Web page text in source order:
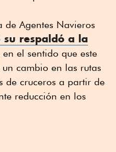
de Agentes Navieros
su respaldó a la
en el sentido que este
cambio en las rutas
de cruceros a partir de
reducción en los